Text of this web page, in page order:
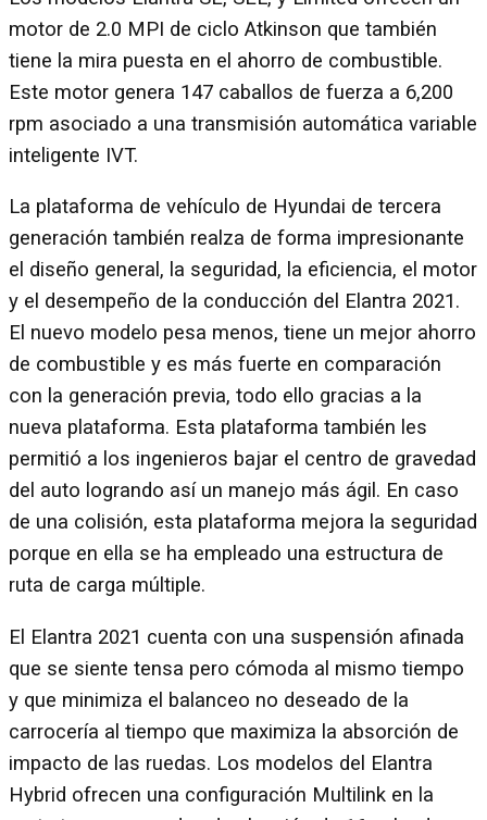
motor de 2.0 MPI de ciclo Atkinson que también
tiene la mira puesta en el ahorro de combustible.
Este motor genera 147 caballos de fuerza a 6,200
rpm asociado a una transmisión automática variable
inteligente IVT.
La plataforma de vehículo de Hyundai de tercera
generación también realza de forma impresionante
el diseño general, la seguridad, la eficiencia, el motor
y el desempeño de la conducción del Elantra 2021.
El nuevo modelo pesa menos, tiene un mejor ahorro
de combustible y es más fuerte en comparación
con la generación previa, todo ello gracias a la
nueva plataforma. Esta plataforma también les
permitió a los ingenieros bajar el centro de gravedad
del auto logrando así un manejo más ágil. En caso
de una colisión, esta plataforma mejora la seguridad
porque en ella se ha empleado una estructura de
ruta de carga múltiple.
El Elantra 2021 cuenta con una suspensión afinada
que se siente tensa pero cómoda al mismo tiempo
y que minimiza el balanceo no deseado de la
carrocería al tiempo que maximiza la absorción de
impacto de las ruedas. Los modelos del Elantra
Hybrid ofrecen una configuración Multilink en la